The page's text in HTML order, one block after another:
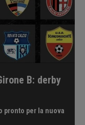
B: derby
pronto per la nuova